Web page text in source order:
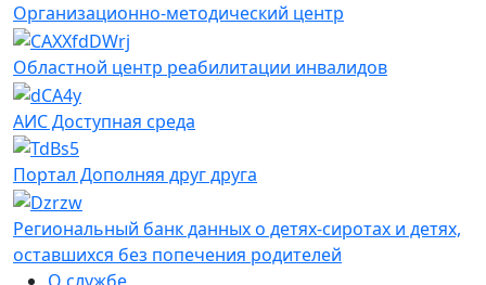
Организационно-методический центр
Областной центр реабилитации инвалидов
АИС Доступная среда
Портал Дополняя друг друга
Региональный банк данных о детях-сиротах и детях,
оставшихся без попечения родителей